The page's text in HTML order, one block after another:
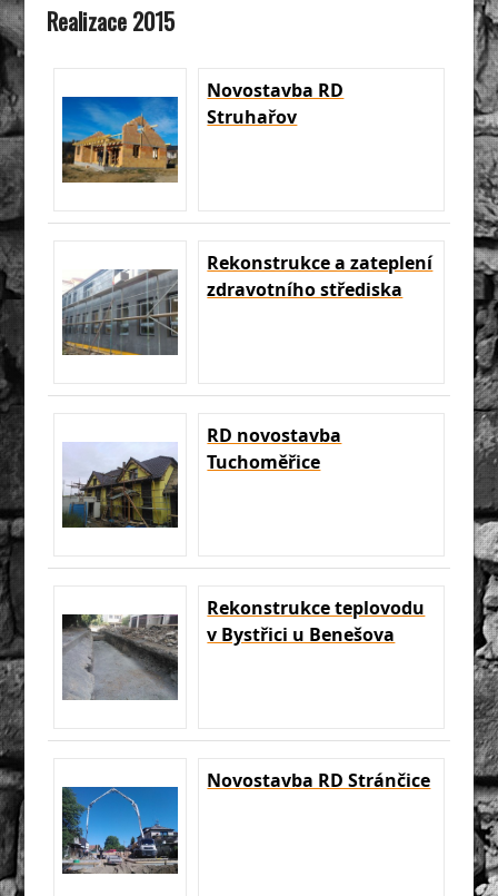
Realizace 2015
Novostavba RD
Struhařov
Rekonstrukce a zateplení
zdravotního střediska
RD novostavba
Tuchoměřice
Rekonstrukce teplovodu
v Bystřici u Benešova
Novostavba RD Stránčice